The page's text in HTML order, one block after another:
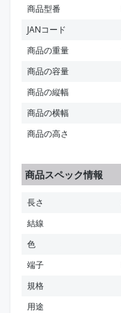
商品型番
JANコード
商品の重量
商品の容量
商品の縦幅
商品の横幅
商品の高さ
商品スペック情報
長さ
結線
色
端子
規格
用途